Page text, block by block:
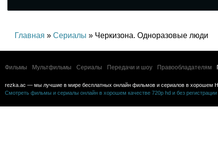
Главная » Сериалы » Черкизона. Одноразовые люди
Фильмы Мультфильмы Сериалы Передачи и шоу Правообладателям
rezka.ac — мы лучшие в мире бесплатных онлайн фильмов и сериалов в хорошем
Смотреть фильмы и сериалы онлайн в хорошем качестве 720p hd и без